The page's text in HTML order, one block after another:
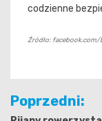
codzienne
Źródło: facebook.com/
Poprzedni: